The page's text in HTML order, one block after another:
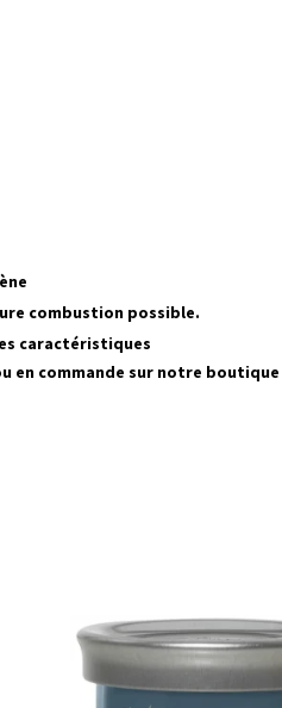
combustion possible.
caractéristiques
en commande sur notre